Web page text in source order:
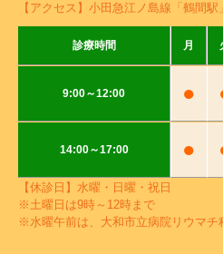
【アクセス】小田急江ノ島線「鶴間
診療時間 月
9:00～12:00 ●
14:00～17:00 ●
【休診日】水曜・日曜・祝日
※土曜日は9時～12時まで
※水曜午前は、大和市立病院リウマチ